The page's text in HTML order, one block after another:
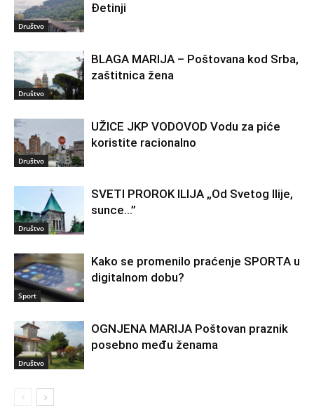
Društvo
Đetinji
Društvo
BLAGA MARIJA – Poštovana kod Srba,
zaštitnica žena
Društvo
UŽICE JKP VODOVOD Vodu za piće
koristite racionalno
Društvo
SVETI PROROK ILIJA „Od Svetog Ilije,
sunce…”
Sport
Kako se promenilo praćenje SPORTA u
digitalnom dobu?
Društvo
OGNJENA MARIJA Poštovan praznik
posebno među ženama